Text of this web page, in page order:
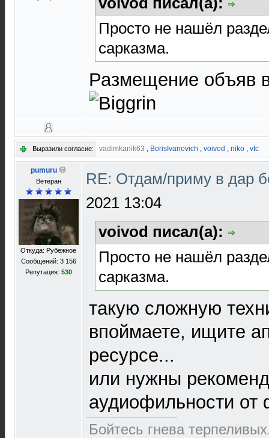
Просто не нашёл
сарказма.
Размещение объяв
Выразили согласие: vadimkanik63 , BorisIvanovich , voivod , niko , vtc
pumuru
Ветеран
Откуда: Рубежное
Сообщений: 3 156
Репутация: 530
RE: Отдам/приму в дар
2021 13:04
voivod писал(а):
Просто не нашёл
сарказма.
такую сложную
впоймаете, ищите
ресурсе...
или нужны
аудиофильности от
Бойтесь гнева